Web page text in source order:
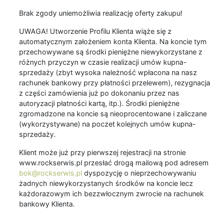
Brak zgody uniemożliwia realizację oferty zakupu!
UWAGA! Utworzenie Profilu Klienta wiąże się z
automatycznym założeniem konta Klienta. Na koncie tym
przechowywane są środki pieniężne niewykorzystane z
różnych przyczyn w czasie realizacji umów kupna-
sprzedaży (zbyt wysoka należność wpłacona na nasz
rachunek bankowy przy płatności przelewem), rezygnacja
z części zamówienia już po dokonaniu przez nas
autoryzacji płatności kartą, itp.). Środki pieniężne
zgromadzone na koncie są nieoprocentowane i zaliczane
(wykorzystywane) na poczet kolejnych umów kupna-
sprzedaży.
Klient może już przy pierwszej rejestracji na stronie
www.rockserwis.pl przesłać drogą mailową pod adresem
bok@rockserwis.pl dyspozycję o nieprzechowywaniu
żadnych niewykorzystanych środków na koncie lecz
każdorazowym ich bezzwłocznym zwrocie na rachunek
bankowy Klienta.